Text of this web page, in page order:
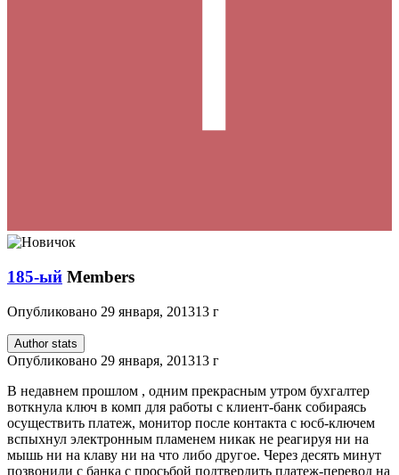
185-ый Members
Опубликовано 29 января, 201313 г
Author stats
Опубликовано 29 января, 201313 г
В недавнем прошлом , одним прекрасным утром бухгалтер
воткнула ключ в комп для работы с клиент-банк собираясь
осуществить платеж, монитор после контакта с юсб-ключем
вспыхнул электронным пламенем никак не реагируя ни на
мышь ни на клаву ни на что либо другое. Через десять минут
позвонили с банка с просьбой подтвердить платеж-перевод на